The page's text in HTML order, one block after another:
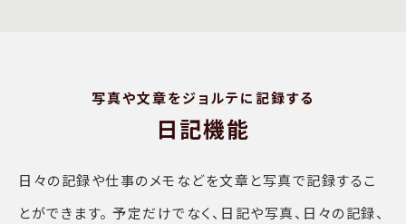
写真や文章をジョルテに記録する
日記機能
日々の記録や仕事のメモなどを文章と写真で記録するこ
とができます。 予定だけでなく、日記や写真、日々の記録、